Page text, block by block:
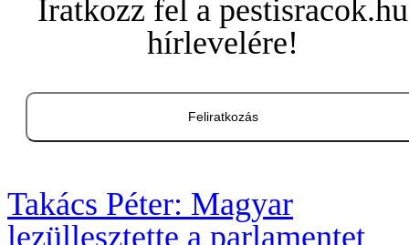
Iratkozz fel a pestisracok.hu
hírlevelére!
Feliratkozás
Takács Péter: Magyar
lezüllesztette a parlamentet